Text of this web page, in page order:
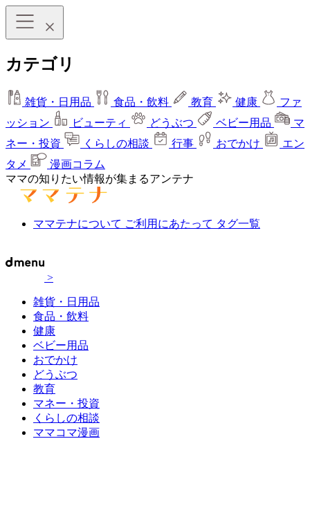
カテゴリ
雑貨・日用品 食品・飲料 教育 健康
ファ
ッション
ビューティ どうぶつ ベビー用品
マ
ネー・投資
くらしの相談 行事 おでかけ
エン
タメ
漫画コラム
ママの知りたい情報が集まるアンテナ
ママテナについて ご利用にあたって タグ一覧
>
雑貨・日用品
食品・飲料
健康
ベビー用品
おでかけ
どうぶつ
教育
マネー・投資
くらしの相談
ママコマ漫画